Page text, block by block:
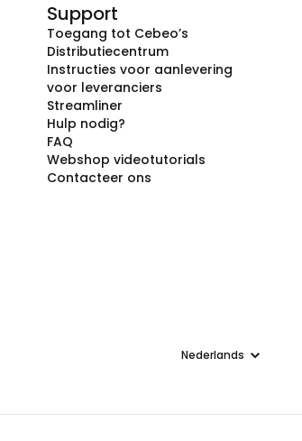
Support
Toegang tot Cebeo’s
Distributiecentrum
Instructies voor aanlevering
voor leveranciers
Streamliner
Hulp nodig?
FAQ
Webshop videotutorials
Contacteer ons
Taal